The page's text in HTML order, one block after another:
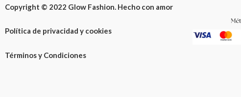
Copyright © 2022 Glow Fashion. Hecho con amor
Política de privacidad y cookies
Términos y Condiciones